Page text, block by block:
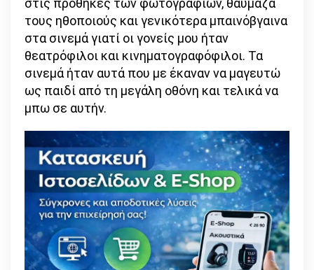
στις προθήκες των φωτογραφιών, θαύμαζα
τους ηθοποιούς και γενικότερα μπαινόβγαινα
στα σινεμά γιατί οι γονείς μου ήταν
θεατρόφιλοι και κινηματογραφόφιλοι. Τα
σινεμά ήταν αυτά που με έκαναν να μαγευτώ
ως παιδί από τη μεγάλη οθόνη και τελικά να
μπω σε αυτήν.